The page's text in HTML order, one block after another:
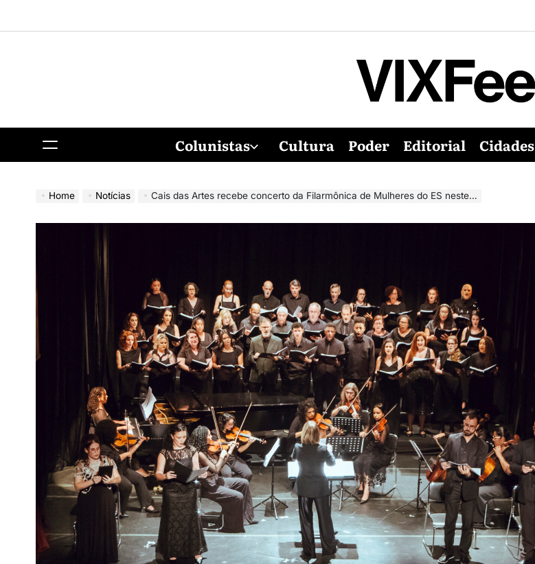
Colunistas Cultura Poder Editorial Cidades
Home Notícias Cais das Artes recebe concerto da Filarmônica de Mulheres do ES neste domingo (21)